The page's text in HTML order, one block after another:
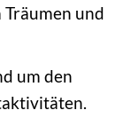
und
um den